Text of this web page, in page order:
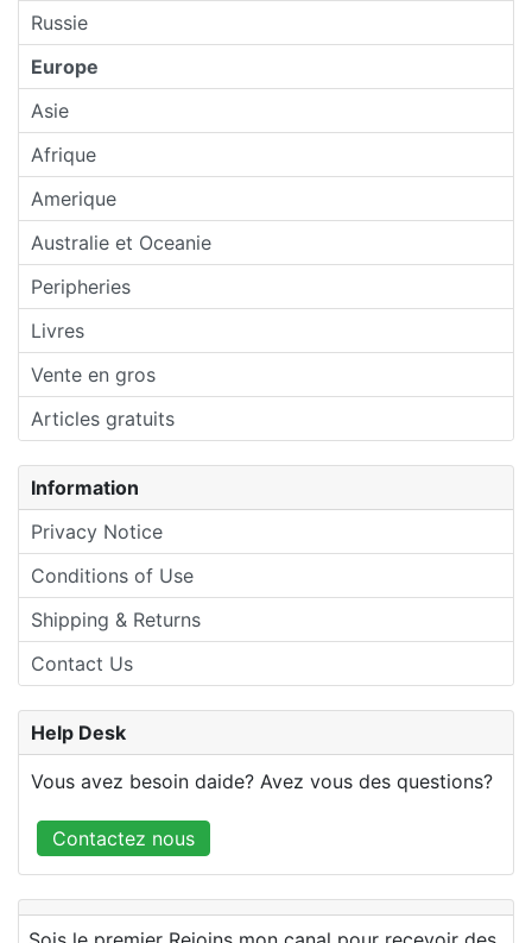
Russie
Europe
Asie
Afrique
Amerique
Australie et Oceanie
Peripheries
Livres
Vente en gros
Articles gratuits
Information
Privacy Notice
Conditions of Use
Shipping & Returns
Contact Us
Help Desk
Vous avez besoin daide? Avez vous des questions?
Contactez nous